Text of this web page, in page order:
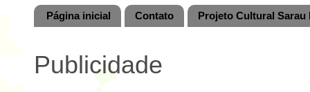
Página inicial Contato Projeto Cultural
Publicidade